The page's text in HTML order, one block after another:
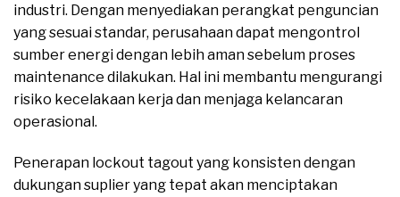
industri. Dengan menyediakan perangkat penguncian
yang sesuai standar, perusahaan dapat mengontrol
sumber energi dengan lebih aman sebelum proses
maintenance dilakukan. Hal ini membantu mengurangi
risiko kecelakaan kerja dan menjaga kelancaran
operasional.
Penerapan lockout tagout yang konsisten dengan
dukungan suplier yang tepat akan menciptakan